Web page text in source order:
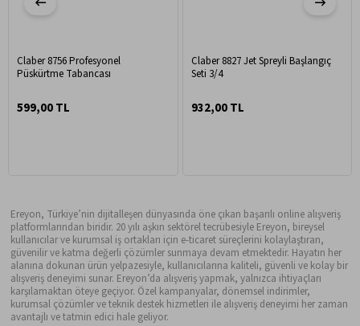
Claber 8756 Profesyonel
Püskürtme Tabancası
599,00 TL
Claber 8827 Jet Spreyli Başlangıç
Seti 3/4
932,00 TL
Ereyon, Türkiye’nin dijitalleşen dünyasında öne çıkan başarılı online alışveriş
platformlarından biridir. 20 yılı aşkın sektörel tecrübesiyle Ereyon, bireysel
kullanıcılar ve kurumsal iş ortakları için e-ticaret süreçlerini kolaylaştıran,
güvenilir ve katma değerli çözümler sunmaya devam etmektedir. Hayatın her
alanına dokunan ürün yelpazesiyle, kullanıcılarına kaliteli, güvenli ve kolay bir
alışveriş deneyimi sunar. Ereyon’da alışveriş yapmak, yalnızca ihtiyaçları
karşılamaktan öteye geçiyor. Özel kampanyalar, dönemsel indirimler,
kurumsal çözümler ve teknik destek hizmetleri ile alışveriş deneyimi her zaman
avantajlı ve tatmin edici hale geliyor.